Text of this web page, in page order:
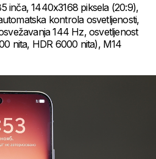
inča, 1440x3168 piksela (20:9),
kontrola osvetljenosti,
144 Hz, osvetljenost
nita, HDR 6000 nita), M14